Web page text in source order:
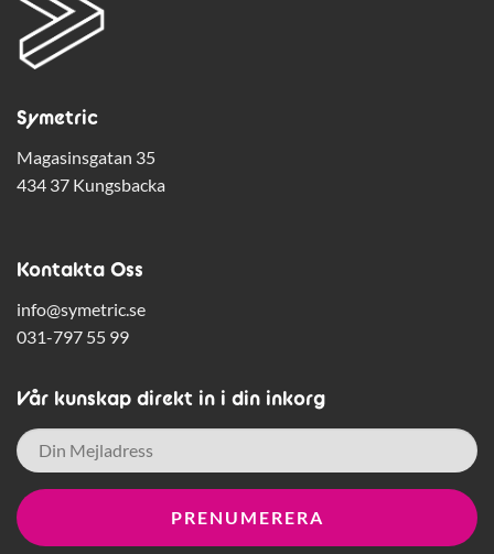
Symetric
Magasinsgatan 35
434 37 Kungsbacka
Kontakta Oss
info@symetric.se
031-797 55 99
Vår kunskap direkt in i din inkorg
E-
post *